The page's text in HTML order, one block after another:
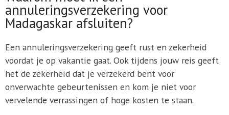
annuleringsverzekering voor
Madagaskar afsluiten?
Een annuleringsverzekering geeft rust en zekerheid
voordat je op vakantie gaat. Ook tijdens jouw reis geeft
het de zekerheid dat je verzekerd bent voor
onverwachte gebeurtenissen en kom je niet voor
vervelende verrassingen of hoge kosten te staan.